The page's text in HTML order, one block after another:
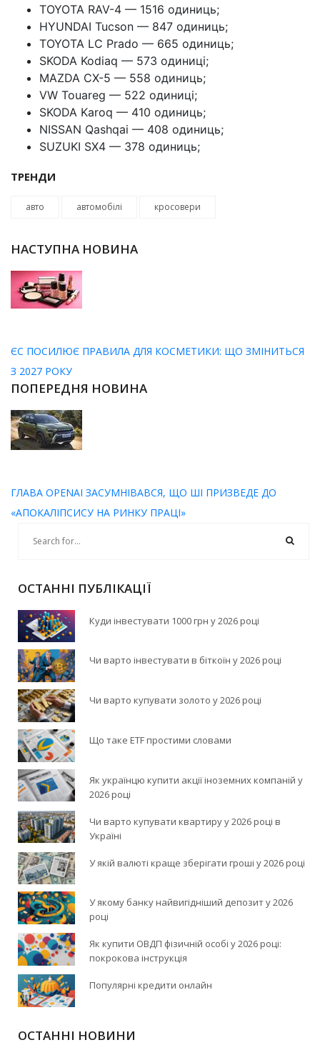
TOYOTA RAV-4 — 1516 одиниць;
HYUNDAI Tucson — 847 одиниць;
TOYOTA LC Prado — 665 одиниць;
SKODA Kodiaq — 573 одиниці;
MAZDA CX-5 — 558 одиниць;
VW Touareg — 522 одиниці;
SKODA Karoq — 410 одиниць;
NISSAN Qashqai — 408 одиниць;
SUZUKI SX4 — 378 одиниць;
ТРЕНДИ
авто автомобілі кросовери
НАСТУПНА НОВИНА
ЄС ПОСИЛЮЄ ПРАВИЛА ДЛЯ КОСМЕТИКИ: ЩО ЗМІНИТЬСЯ
З 2027 РОКУ
ПОПЕРЕДНЯ НОВИНА
ГЛАВА OPENAI ЗАСУМНІВАВСЯ, ЩО ШІ ПРИЗВЕДЕ ДО
«АПОКАЛІПСИСУ НА РИНКУ ПРАЦІ»
ОСТАННІ ПУБЛІКАЦІЇ
Куди інвестувати 1000 грн у 2026 році
Чи варто інвестувати в біткоїн у 2026 році
Чи варто купувати золото у 2026 році
Що таке ETF простими словами
Як українцю купити акції іноземних компаній у
2026 році
Чи варто купувати квартиру у 2026 році в
Україні
У якій валюті краще зберігати гроші у 2026 році
У якому банку найвигідніший депозит у 2026
році
Як купити ОВДП фізичній особі у 2026 році:
покрокова інструкція
Популярні кредити онлайн
ОСТАННІ НОВИНИ